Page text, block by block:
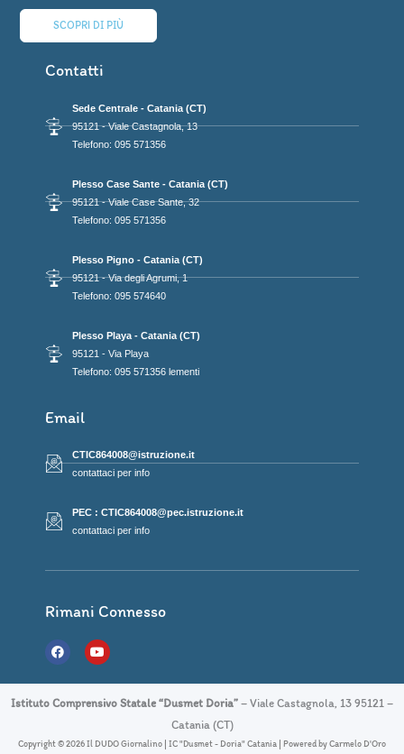
SCOPRI DI PIÙ
Contatti
Sede Centrale - Catania (CT)
95121 - Viale Castagnola, 13
Telefono: 095 571356
Plesso Case Sante - Catania (CT)
95121 - Viale Case Sante, 32
Telefono: 095 571356
Plesso Pigno - Catania (CT)
95121 - Via degli Agrumi, 1
Telefono: 095 574640
Plesso Playa - Catania (CT)
95121 - Via Playa
Telefono: 095 571356 lementi
Email
CTIC864008@istruzione.it
contattaci per info
PEC : CTIC864008@pec.istruzione.it
contattaci per info
Rimani Connesso
F
a
e
b
o
Y
o
t
b
Istituto Comprensivo Statale “Dusmet Doria” – Viale Castagnola, 13 95121 –
Catania (CT)
Copyright © 2026 Il DUDO Giornalino | IC "Dusmet - Doria" Catania | Powered by Carmelo D'Oro